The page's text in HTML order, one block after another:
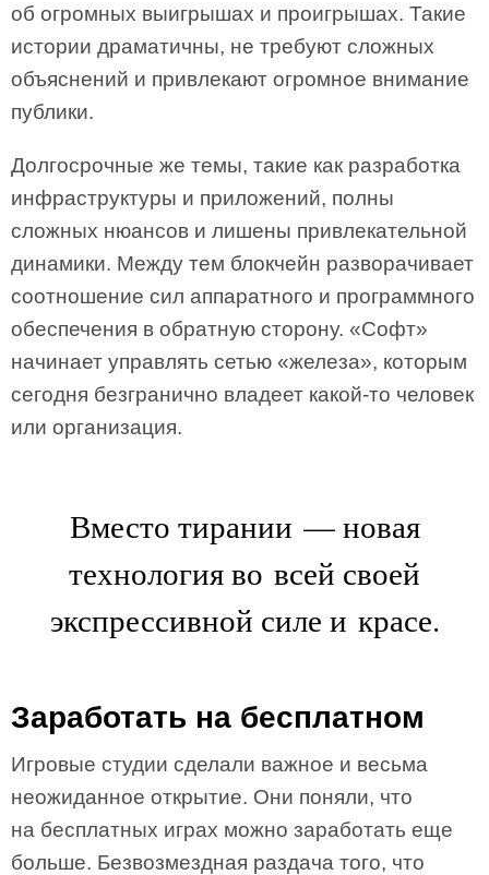
об огромных выигрышах и проигрышах. Такие
истории драматичны, не требуют сложных
объяснений и привлекают огромное внимание
публики.
Долгосрочные же темы, такие как разработка
инфраструктуры и приложений, полны
сложных нюансов и лишены привлекательной
динамики. Между тем блокчейн разворачивает
соотношение сил аппаратного и программного
обеспечения в обратную сторону. «Софт»
начинает управлять сетью «железа», которым
сегодня безгранично владеет какой-то человек
или организация.
Вместо тирании — новая
технология во всей своей
экспрессивной силе и красе.
Заработать на бесплатном
Игровые студии сделали важное и весьма
неожиданное открытие. Они поняли, что
на бесплатных играх можно заработать еще
больше. Безвозмездная раздача того, что